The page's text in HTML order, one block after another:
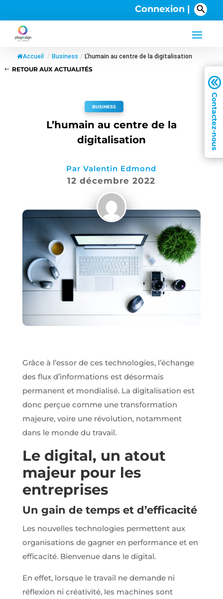
Connexion |
Accueil / Business / L’humain au centre de la digitalisation
RETOUR AUX ACTUALITÉS
BUSINESS
L’humain au centre de la
digitalisation
ParValentin Edmond
12 décembre 2022
Grâce à l’essor de ces technologies, l’échange
des flux d’informations est désormais
permanent et mondialisé. La digitalisation est
donc perçue comme une transformation
majeure, voire une révolution, notamment
dans le monde du travail.
Le digital, un atout
majeur pour les
entreprises
Un gain de temps et d’efficacité
Les nouvelles technologies permettent aux
organisations de gagner en performance et en
efficacité. Bienvenue dans le digital.
En effet, lorsque le travail ne demande ni
réflexion ni créativité, les machines sont
A
Obligatoires
nécessaires
pour pouvoir
permettre
d'avoir accès à
cartographie
de notre
localisation
qu'aux
fonctionnalités
relation pour
nous
contacter.
Nous
Google
pour
mesurer
de notre site
internet. Ces
cookies